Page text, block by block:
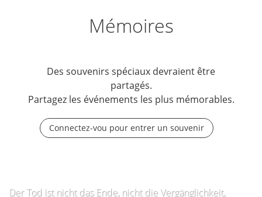
Mémoires
Des souvenirs spéciaux devraient être
partagés.
Partagez les événements les plus mémorables.
Connectez-vou pour entrer un souvenir
Der Tod ist nicht das Ende, nicht die Vergänglichkeit,